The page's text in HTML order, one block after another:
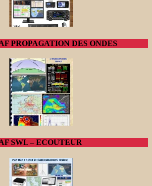
PROPAGATION DES ONDES
SWL – ECOUTEUR